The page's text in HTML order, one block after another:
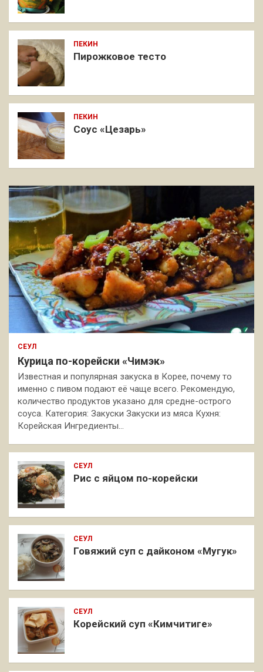
ПЕКИН
Пирожковое тесто
ПЕКИН
Соус «Цезарь»
СЕУЛ
Курица по-корейски «Чимэк»
Известная и популярная закуска в Корее, почему то
именно с пивом подают её чаще всего. Рекомендую,
количество продуктов указано для средне-острого
соуса. Категория: Закуски Закуски из мяса Кухня:
Корейская Ингредиенты…
СЕУЛ
Рис с яйцом по-корейски
СЕУЛ
Говяжий суп с дайконом «Мугук»
СЕУЛ
Корейский суп «Кимчитиге»